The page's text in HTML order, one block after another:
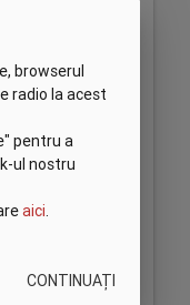
browserul
radio la acest
pentru a
ul nostru
aici.
CONTINUAȚI